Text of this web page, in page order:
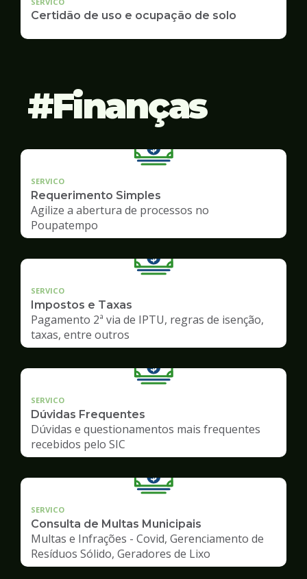
Certidão de uso e ocupação de solo
Finanças
SERVICO
Requerimento Simples
Agilize a abertura de processos no
Poupatempo
SERVICO
Impostos e Taxas
Pagamento 2ª via de IPTU, regras de isenção,
taxas, entre outros
SERVICO
Dúvidas Frequentes
Dúvidas e questionamentos mais frequentes
recebidos pelo SIC
SERVICO
Consulta de Multas Municipais
Multas e Infrações - Covid, Gerenciamento de
Resíduos Sólido, Geradores de Lixo